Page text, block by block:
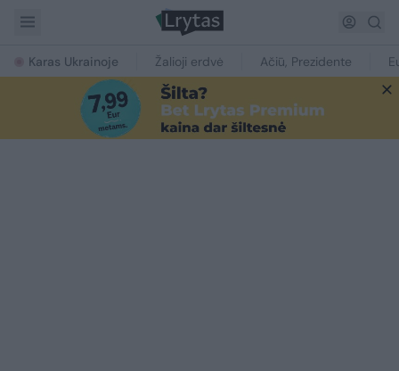
Karas Ukrainoje Žalioji erdvė Ačiū, Prezidente